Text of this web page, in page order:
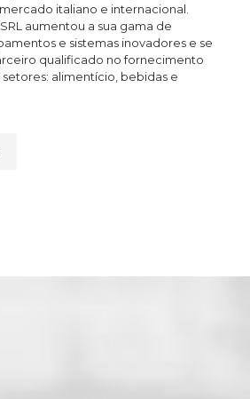
italiano e internacional.
aumentou a sua gama de
e sistemas inovadores e se
qualificado no fornecimento
alimentício, bebidas e